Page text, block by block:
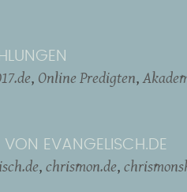
Online Predigten
VON EVANGELISCH.DE
chrismon.de